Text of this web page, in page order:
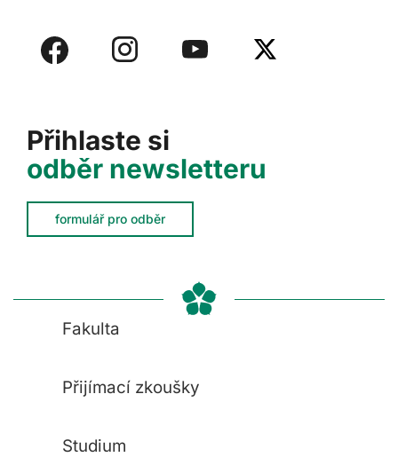
Přihlaste si
odběr newsletteru
formulář pro odběr
Fakulta
Přijímací zkoušky
Studium